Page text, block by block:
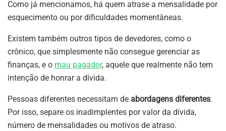
Como já mencionamos, há quem atrase a mensalidade por
esquecimento ou por dificuldades momentâneas.
Existem também outros tipos de devedores, como o
crônico, que simplesmente não consegue gerenciar as
finanças, e o mau pagador, aquele que realmente não tem
intenção de honrar a dívida.
Pessoas diferentes necessitam de abordagens diferentes.
Por isso, separe os inadimplentes por valor da dívida,
número de mensalidades ou motivos de atraso.